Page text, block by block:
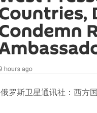
俄罗斯卫星通讯社：西方